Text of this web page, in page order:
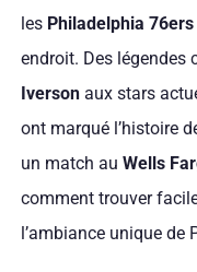
les Philadelphia 76ers
endroit. Des légendes
Iversonaux stars
ont marqué l’histoire
un match au Wells
comment trouver
l’ambiance unique de